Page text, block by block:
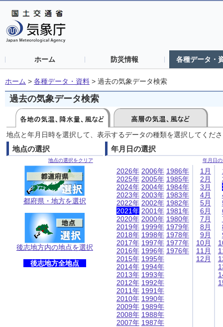
ホーム 防災情報 各種データ・
ホーム > 各種データ・資料 > 過去の気象データ検索
過去の気象データ検索
地点と年月日時を選択して、表示するデータの種類を選択してくだ
地点の選択
地点の選択をクリア
都府県・地方を選択
後志地方内の地点を選択
後志地方全地点
年月日の選択
年月日
2026年
2025年
2024年
2023年
2022年
2021年
2020年
2019年
2018年
2017年
2016年
2015年
2014年
2013年
2012年
2011年
2010年
2009年
2008年
2007年
2006年
2005年
2004年
2003年
2002年
2001年
2000年
1999年
1998年
1997年
1996年
1995年
1994年
1993年
1992年
1991年
1990年
1989年
1988年
1987年
1986年
1985年
1984年
1983年
1982年
1981年
1980年
1979年
1978年
1977年
1976年
1月
2月
3月
4月
5月
6月
7月
8月
9月
10月
11月
12月